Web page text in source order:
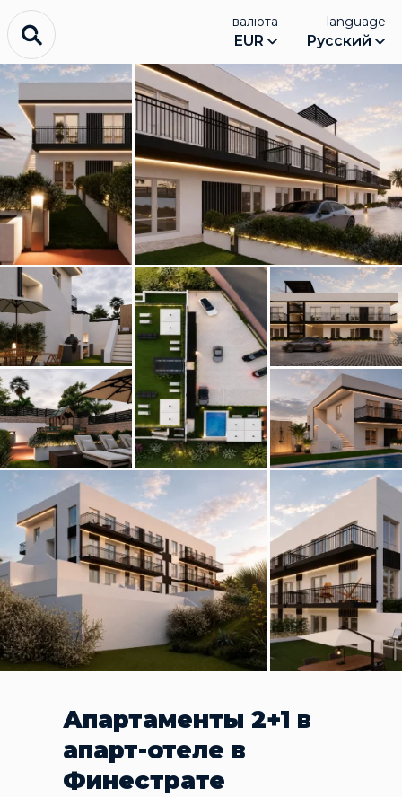
валюта
EUR
language
Русский
Апартаменты 2+1 в
апарт-отеле в
Финестрате